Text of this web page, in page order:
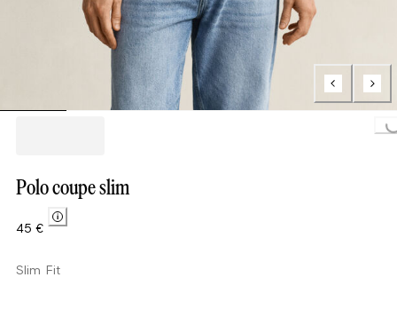
Loading...
Polo coupe slim
45 €
Slim Fit